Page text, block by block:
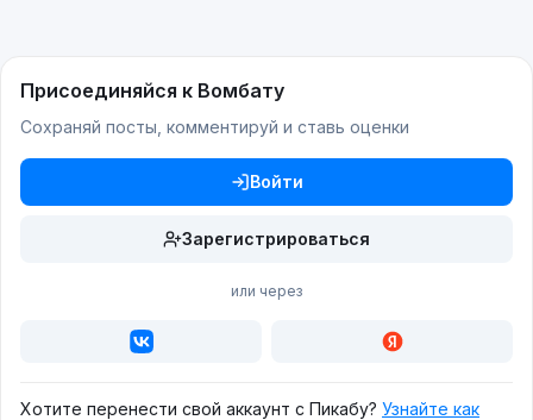
Присоединяйся к Вомбату
Сохраняй посты, комментируй и ставь оценки
Войти
Зарегистрироваться
или через
Хотите перенести свой аккаунт с Пикабу? Узнайте как